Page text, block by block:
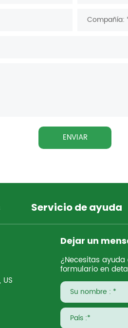
ENVIAR
Servicio de ayuda
Dejar un
¿Necesitas
formulario en